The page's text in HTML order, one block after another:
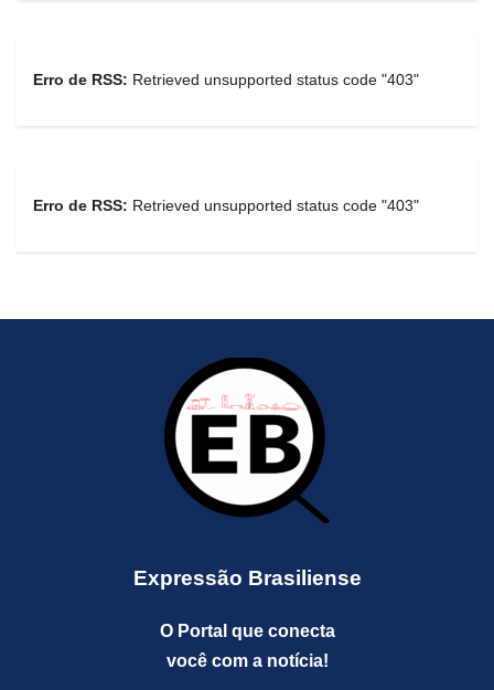
Erro de RSS: Retrieved unsupported status code "403"
Erro de RSS: Retrieved unsupported status code "403"
Expressão Brasiliense
O Portal que conecta
você com a notícia!